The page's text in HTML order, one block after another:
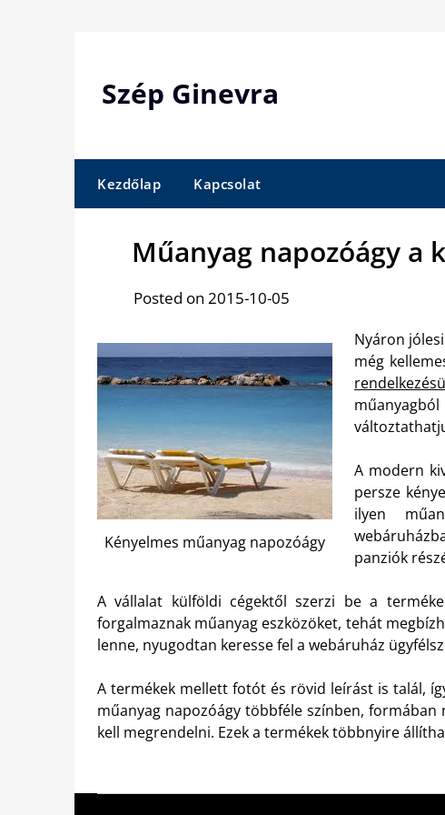
Szép Ginevra
Kezdőlap Kapcsolat
Műanyag napozóágy a
Posted on 2015-10-05
Kényelmes műanyag napozóágy
Nyáron
még
A modern
persze
ilyen
panziók
A vállalat külföldi cégektől szerzi be a
forgalmaznak műanyag eszközöket, tehát
lenne, nyugodtan keresse fel a webáruház
A termékek mellett fotót és rövid leírást is talál,
műanyag napozóágy többféle színben,
kell megrendelni. Ezek a termékek többnyire